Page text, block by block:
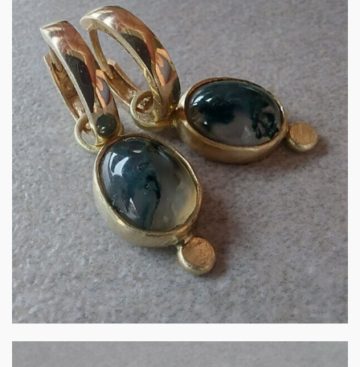
Creoolhangers goud met
mosagaat
€500.00
IN WINKELMAND